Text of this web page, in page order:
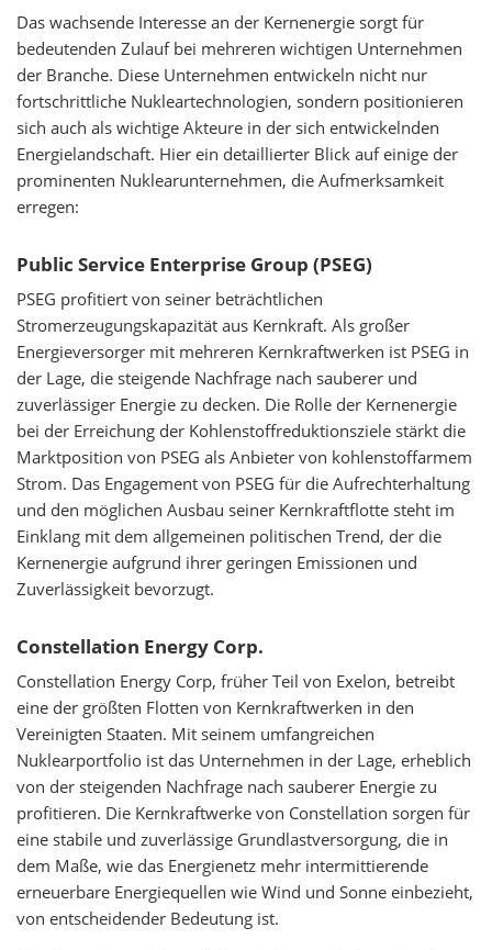
Das wachsende Interesse an der Kernenergie sorgt für
bedeutenden Zulauf bei mehreren wichtigen Unternehmen
der Branche. Diese Unternehmen entwickeln nicht nur
fortschrittliche Nukleartechnologien, sondern positionieren
sich auch als wichtige Akteure in der sich entwickelnden
Energielandschaft. Hier ein detaillierter Blick auf einige der
prominenten Nuklearunternehmen, die Aufmerksamkeit
erregen:
Public Service Enterprise Group (PSEG)
PSEG profitiert von seiner beträchtlichen
Stromerzeugungskapazität aus Kernkraft. Als großer
Energieversorger mit mehreren Kernkraftwerken ist PSEG in
der Lage, die steigende Nachfrage nach sauberer und
zuverlässiger Energie zu decken. Die Rolle der Kernenergie
bei der Erreichung der Kohlenstoffreduktionsziele stärkt die
Marktposition von PSEG als Anbieter von kohlenstoffarmem
Strom. Das Engagement von PSEG für die Aufrechterhaltung
und den möglichen Ausbau seiner Kernkraftflotte steht im
Einklang mit dem allgemeinen politischen Trend, der die
Kernenergie aufgrund ihrer geringen Emissionen und
Zuverlässigkeit bevorzugt.
Constellation Energy Corp.
Constellation Energy Corp, früher Teil von Exelon, betreibt
eine der größten Flotten von Kernkraftwerken in den
Vereinigten Staaten. Mit seinem umfangreichen
Nuklearportfolio ist das Unternehmen in der Lage, erheblich
von der steigenden Nachfrage nach sauberer Energie zu
profitieren. Die Kernkraftwerke von Constellation sorgen für
eine stabile und zuverlässige Grundlastversorgung, die in
dem Maße, wie das Energienetz mehr intermittierende
erneuerbare Energiequellen wie Wind und Sonne einbezieht,
von entscheidender Bedeutung ist.